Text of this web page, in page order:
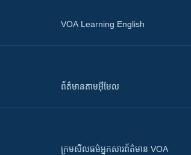
VOA Learning English
ព័ត៌មាន​តាម​អ៊ីមែល
ក្រម​​​សីលធម៌​​​អ្នក​​​សារព័ត៌មាន VOA